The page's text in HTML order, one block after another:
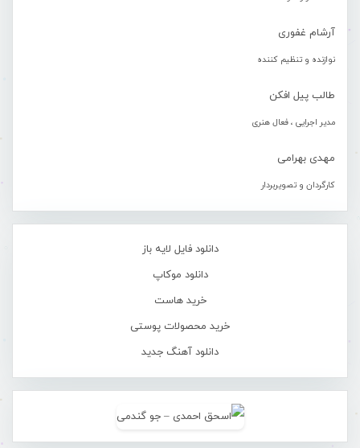
آرشام غفوری
نوازنده و تنظیم کننده
طالب پیل افکن
مدیر اجرایی ، فعال هنری
مهدی بهرامی
کارگردان و تصویربردار
دانلود فایل لایه باز
دانلود موکاپ
خرید هاست
خرید محصولات پوستی
دانلود آهنگ جدید